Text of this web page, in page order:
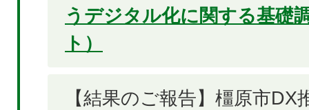
うデジタル化に関する基礎
ト）
【結果のご報告】橿原市DX